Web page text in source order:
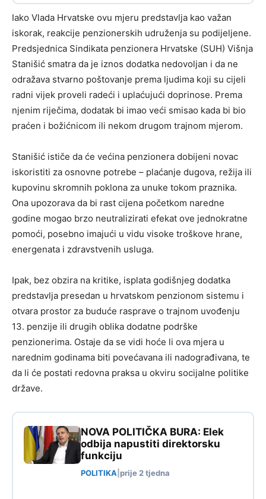
Iako Vlada Hrvatske ovu mjeru predstavlja kao važan
iskorak, reakcije penzionerskih udruženja su podijeljene.
Predsjednica Sindikata penzionera Hrvatske (SUH) Višnja
Stanišić smatra da je iznos dodatka nedovoljan i da ne
odražava stvarno poštovanje prema ljudima koji su cijeli
radni vijek proveli radeći i uplaćujući doprinose. Prema
njenim riječima, dodatak bi imao veći smisao kada bi bio
praćen i božićnicom ili nekom drugom trajnom mjerom.
Stanišić ističe da će većina penzionera dobijeni novac
iskoristiti za osnovne potrebe – plaćanje dugova, režija ili
kupovinu skromnih poklona za unuke tokom praznika.
Ona upozorava da bi rast cijena početkom naredne
godine mogao brzo neutralizirati efekat ove jednokratne
pomoći, posebno imajući u vidu visoke troškove hrane,
energenata i zdravstvenih usluga.
Ipak, bez obzira na kritike, isplata godišnjeg dodatka
predstavlja presedan u hrvatskom penzionom sistemu i
otvara prostor za buduće rasprave o trajnom uvođenju
13. penzije ili drugih oblika dodatne podrške
penzionerima. Ostaje da se vidi hoće li ova mjera u
narednim godinama biti povećavana ili nadograđivana, te
da li će postati redovna praksa u okviru socijalne politike
države.
NOVA POLITIČKA BURA: Elek
odbija napustiti direktorsku
funkciju
POLITIKA prije 2 tjedna